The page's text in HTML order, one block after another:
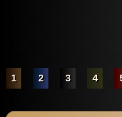
1 2 3 4